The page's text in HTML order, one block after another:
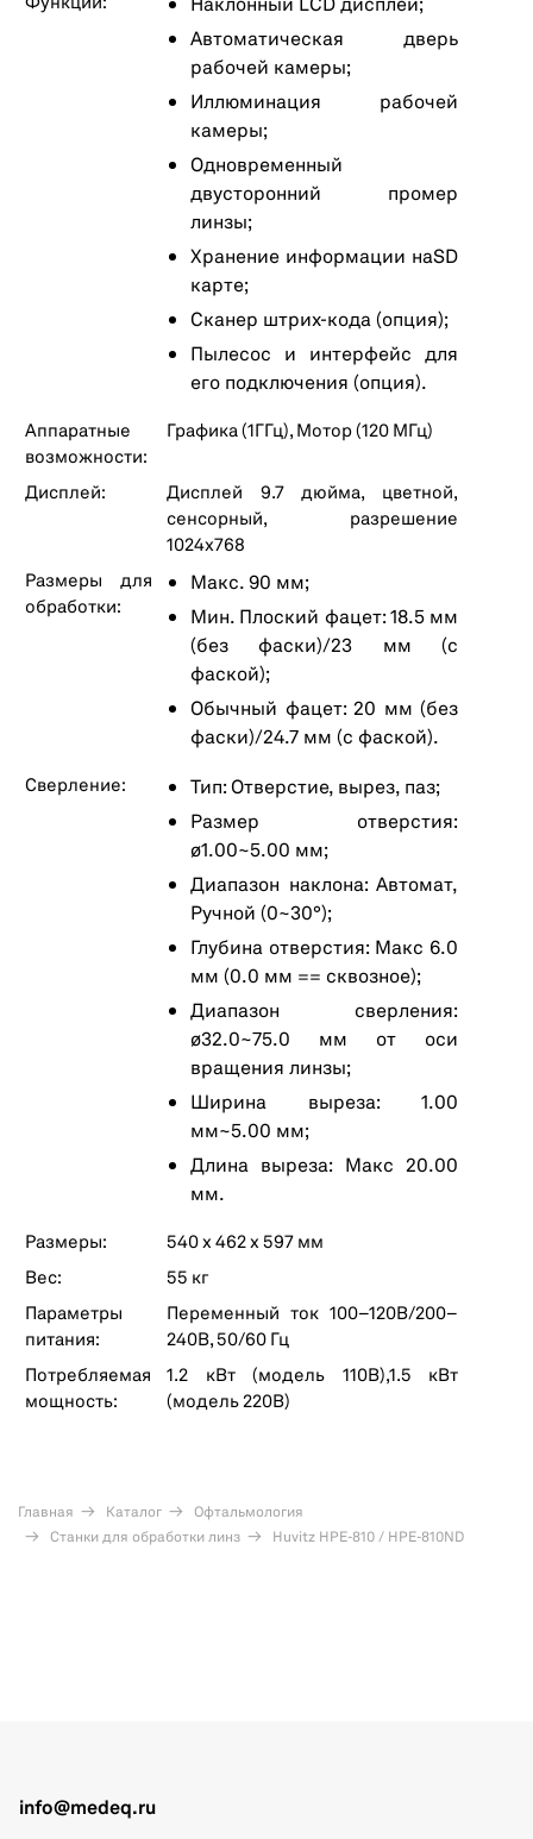
Функции:
Наклонный LCD дисплей;
Автоматическая дверь
рабочей камеры;
Иллюминация рабочей
камеры;
Одновременный
двусторонний промер
линзы;
Хранение информации нaSD
карте;
Cканер штрих-кода (опция);
Пылесос и интерфейс для
его подключения (опция).
Аппаратные
возможности:
Графика (1ГГц), Мотор (120 MГц)
Дисплей:
Дисплей 9.7 дюйма, цветной,
сенсорный, разрешение
1024x768
Размеры для
обработки:
Макс. 90 мм;
Мин. Плоский фацет: 18.5 мм
(без фаски)/23 мм (с
фаской);
Обычный фацет: 20 мм (без
фаски)/24.7 мм (с фаской).
Сверление:
Тип: Отверстие, вырез, паз;
Размер отверстия:
ø1.00~5.00 мм;
Диапазон наклона: Автомат,
Ручной (0~30°);
Глубина отверстия: Макс 6.0
мм (0.0 мм == сквозное);
Диапазон сверления:
ø32.0~75.0 мм от оси
вращения линзы;
Ширина выреза: 1.00
мм~5.00 мм;
Длина выреза: Макс 20.00
мм.
Размеры:
540 х 462 х 597 мм
Вес:
55 кг
Параметры
питания:
Переменный ток 100–120В/200–
240В, 50/60 Гц
Потребляемая
мощность:
1.2 кВт (модель 110В),1.5 кВт
(модель 220В)
Главная Каталог
Офтальмология
Станки для обработки линз
Huvitz HPE-810 / HPE-810ND
info@medeq.ru